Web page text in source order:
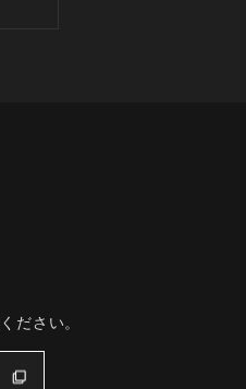
ださい。